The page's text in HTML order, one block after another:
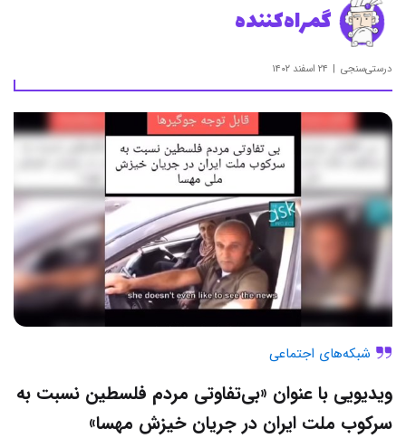
گمراه‌کننده
درستی‌سنجی ۲۴ اسفند ۱۴۰۲
شبکه‌های اجتماعی
ویدیویی با عنوان «بی‌تفاوتی مردم فلسطین نسبت به
سرکوب ملت ایران در جریان خیزش مهسا»